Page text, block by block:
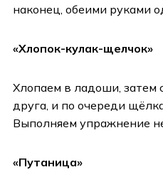
наконец, обеими руками
«Хлопок-кулак-щелчок»
Хлопаем в ладоши, затем
друга, и по очереди
Выполняем упражнение
«Путаница»